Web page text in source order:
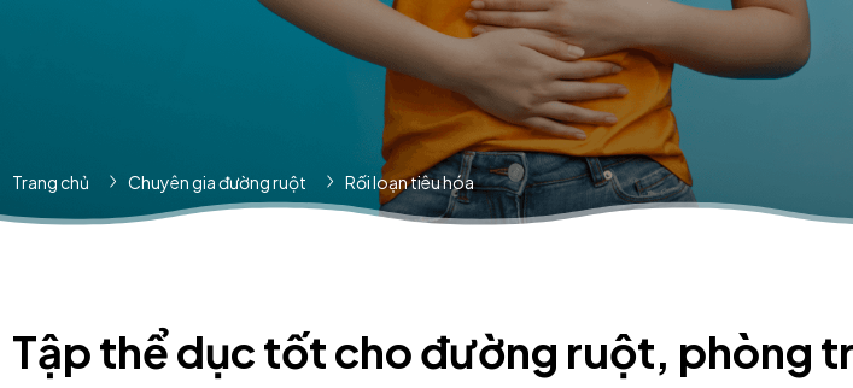
Trang chủ Chuyên gia đường ruột Rối loạn tiêu hóa
Tập thể dục tốt cho đường ruột, phòng